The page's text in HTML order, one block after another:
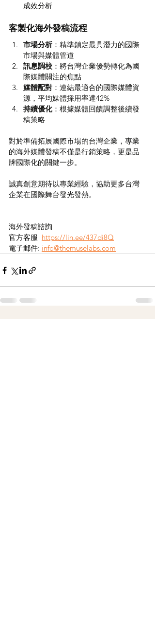
成效分析
客製化海外發稿流程
市場分析 ：精準鎖定最具潛力的國際
市場與媒體管道
訊息調校 ：將台灣企業優勢轉化為國
際媒體關注的焦點
媒體配對 ：連結最適合的國際媒體資
源，平均媒體採用率達42%
持續優化 ：根據媒體回饋調整後續發
稿策略
對於準備拓展國際市場的台灣企業，專業
的海外媒體發稿不僅是行銷策略，更是品
牌國際化的關鍵一步。
誠真創意期待以專業經驗，協助更多台灣
企業在國際舞台發光發熱。
海外發稿諮詢
官方客服 https://lin.ee/437di8Q
電子郵件: info@themuselabs.com